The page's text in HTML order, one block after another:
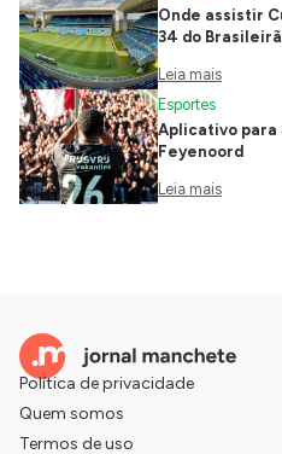
Onde assistir
34 do
Leia mais
Esportes
Aplicativo para
Feyenoord
Leia mais
Política de privacidade
Quem somos
Termos de uso